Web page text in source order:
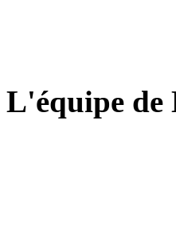
L'équipe de